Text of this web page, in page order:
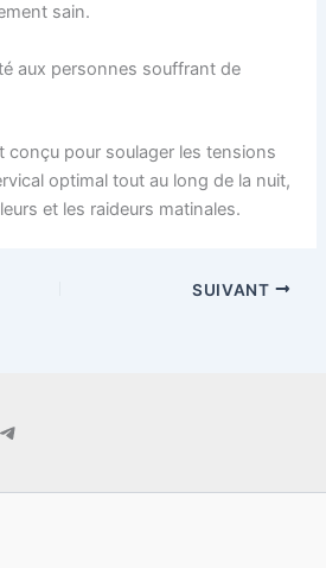
sain.
aux personnes souffrant de
conçu pour soulager les tensions
optimal tout au long de la nuit,
et les raideurs matinales.
SUIVANT
Telegram